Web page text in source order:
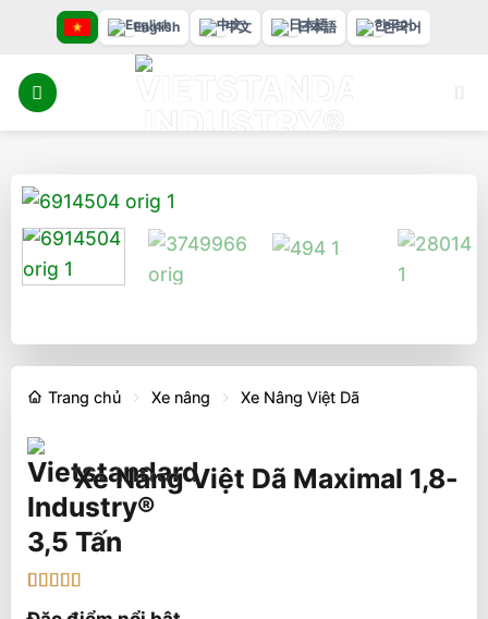
nội
dung
English 中文 日本語 한국어
Trang chủ Xe nâng Xe Nâng Việt Dã
Xe Nâng Việt Dã Maximal 1,8-
3,5 Tấn
trên 5 dựa